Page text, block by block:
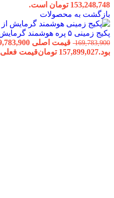
153,248,748 تومان است.
بازگشت به محصولات
پکیج زمینی ۵ پره هوشمند گرمایش از کف فن دار شوفاژکار
169,783,900
بود.157,899,027 تومانقیمت فعلی 157,899,027 تومان است.